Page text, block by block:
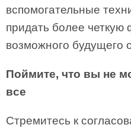
вспомогательные
придать более
возможного будущего
Поймите, что вы не
все
Стремитесь к